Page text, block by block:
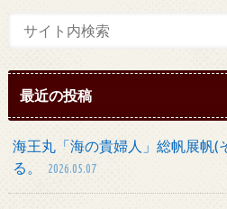
最近の投稿
海王丸「海の貴婦人」総帆展帆(
る。
2026.05.07